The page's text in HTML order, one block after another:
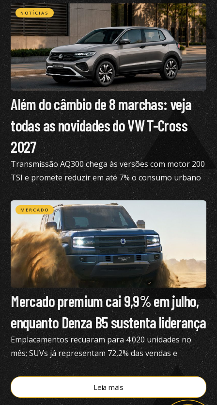
NOTÍCIAS
Além do câmbio de 8 marchas: veja
todas as novidades do VW T-Cross
2027
Transmissão AQ300 chega às versões com motor 200
TSI e promete reduzir em até 7% o consumo urbano
com gasolina
MERCADO
Mercado premium cai 9,9% em julho,
enquanto Denza B5 sustenta liderança
Emplacamentos recuaram para 4.020 unidades no
mês; SUVs já representam 72,2% das vendas e
modelos eletrificados respondem por 55,4% do
segmento, aponta a Bright Consulting.
Leia mais